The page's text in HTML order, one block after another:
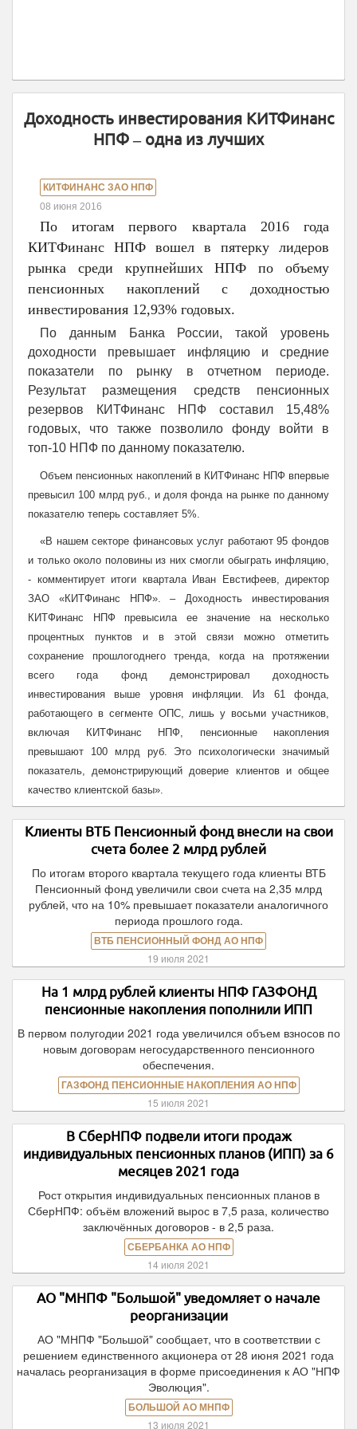
Доходность инвестирования КИТФинанс
НПФ – одна из лучших
КИТФИНАНС ЗАО НПФ
08 июня 2016
По итогам первого квартала 2016 года
КИТФинанс НПФ вошел в пятерку лидеров
рынка среди крупнейших НПФ по объему
пенсионных накоплений с доходностью
инвестирования 12,93% годовых.
По данным Банка России, такой уровень
доходности превышает инфляцию и средние
показатели по рынку в отчетном периоде.
Результат размещения средств пенсионных
резервов КИТФинанс НПФ составил 15,48%
годовых, что также позволило фонду войти в
топ-10 НПФ по данному показателю.
Объем пенсионных накоплений в КИТФинанс НПФ впервые
превысил 100 млрд руб., и доля фонда на рынке по данному
показателю теперь составляет 5%.
«В нашем секторе финансовых услуг работают 95 фондов
и только около половины из них смогли обыграть инфляцию,
- комментирует итоги квартала Иван Евстифеев, директор
ЗАО «КИТФинанс НПФ». – Доходность инвестирования
КИТФинанс НПФ превысила ее значение на несколько
процентных пунктов и в этой связи можно отметить
сохранение прошлогоднего тренда, когда на протяжении
всего года фонд демонстрировал доходность
инвестирования выше уровня инфляции. Из 61 фонда,
работающего в сегменте ОПС, лишь у восьми участников,
включая КИТФинанс НПФ, пенсионные накопления
превышают 100 млрд руб. Это психологически значимый
показатель, демонстрирующий доверие клиентов и общее
качество клиентской базы».
Клиенты ВТБ Пенсионный фонд внесли на свои
счета более 2 млрд рублей
По итогам второго квартала текущего года клиенты ВТБ
Пенсионный фонд увеличили свои счета на 2,35 млрд
рублей, что на 10% превышает показатели аналогичного
периода прошлого года.
ВТБ ПЕНСИОННЫЙ ФОНД АО НПФ
19 июля 2021
На 1 млрд рублей клиенты НПФ ГАЗФОНД
пенсионные накопления пополнили ИПП
В первом полугодии 2021 года увеличился объем взносов по
новым договорам негосударственного пенсионного
обеспечения.
ГАЗФОНД ПЕНСИОННЫЕ НАКОПЛЕНИЯ АО НПФ
15 июля 2021
В СберНПФ подвели итоги продаж
индивидуальных пенсионных планов (ИПП) за 6
месяцев 2021 года
Рост открытия индивидуальных пенсионных планов в
СберНПФ: объём вложений вырос в 7,5 раза, количество
заключённых договоров - в 2,5 раза.
СБЕРБАНКА АО НПФ
14 июля 2021
АО "МНПФ "Большой" уведомляет о начале
реорганизации
АО "МНПФ "Большой" сообщает, что в соответствии с
решением единственного акционера от 28 июня 2021 года
началась реорганизация в форме присоединения к АО "НПФ
Эволюция".
БОЛЬШОЙ АО МНПФ
13 июля 2021